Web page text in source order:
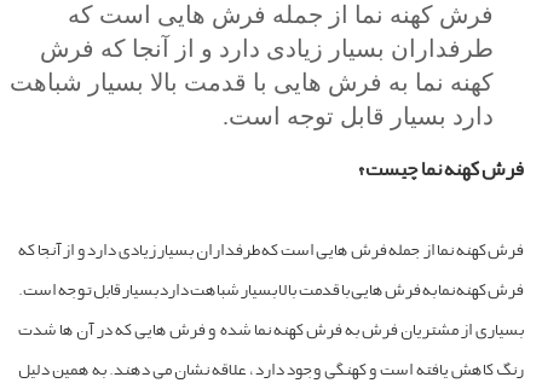
فرش کهنه نما از جمله فرش هایی است که
طرفداران بسیار زیادی دارد و از آنجا که فرش
کهنه نما به فرش هایی با قدمت بالا بسیار شباهت
دارد بسیار قابل توجه است.
فرش کهنه نما چیست؟
فرش کهنه نما از جمله فرش هایی است که طرفداران بسیار زیادی دارد و از آنجا که
فرش کهنه نما به فرش هایی با قدمت بالا بسیار شباهت دارد بسیار قابل توجه است.
بسیاری از مشتریان فرش به فرش کهنه نما شده و فرش هایی که در آن ها شدت
رنگ کاهش یافته است و کهنگی وجود دارد ، علاقه نشان می دهند. به همین دلیل